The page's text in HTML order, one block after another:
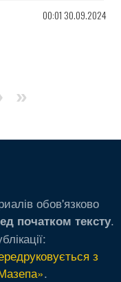
00:01 30.09.2024
Остання
»
обов'язково
початком тексту.
з
.